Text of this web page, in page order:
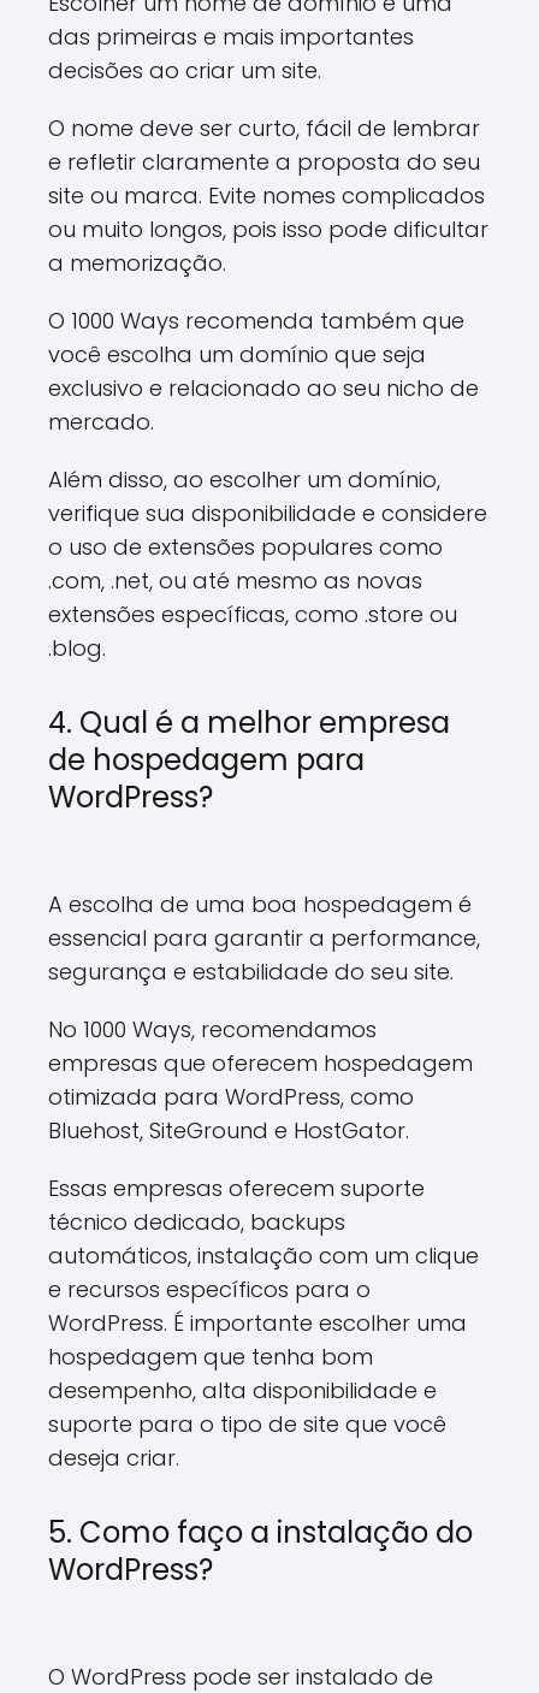
das primeiras e mais importantes
decisões ao criar um site.
O nome deve ser curto, fácil de lembrar
e refletir claramente a proposta do seu
site ou marca. Evite nomes complicados
ou muito longos, pois isso pode dificultar
a memorização.
O 1000 Ways recomenda também que
você escolha um domínio que seja
exclusivo e relacionado ao seu nicho de
mercado.
Além disso, ao escolher um domínio,
verifique sua disponibilidade e considere
o uso de extensões populares como
.com, .net, ou até mesmo as novas
extensões específicas, como .store ou
.blog.
4. Qual é a melhor empresa
de hospedagem para
WordPress?
A escolha de uma boa hospedagem é
essencial para garantir a performance,
segurança e estabilidade do seu site.
No 1000 Ways, recomendamos
empresas que oferecem hospedagem
otimizada para WordPress, como
Bluehost, SiteGround e HostGator.
Essas empresas oferecem suporte
técnico dedicado, backups
automáticos, instalação com um clique
e recursos específicos para o
WordPress. É importante escolher uma
hospedagem que tenha bom
desempenho, alta disponibilidade e
suporte para o tipo de site que você
deseja criar.
5. Como faço a instalação do
WordPress?
O WordPress pode ser instalado de